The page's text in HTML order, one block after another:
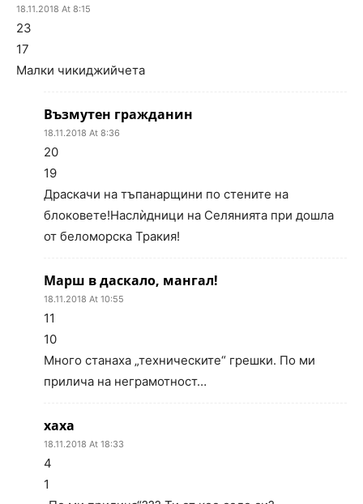
18.11.2018 At 8:15
23
17
Малки чикиджийчета
Възмутен гражданин
18.11.2018 At 8:36
20
19
Драскачи на тъпанарщини по стените на
блоковете!Наслѝдници на Селянията при дошла
от беломорска Тракия!
Марш в даскало, мангал!
18.11.2018 At 10:55
11
10
Много станаха „техническите“ грешки. По ми
прилича на неграмотност…
хаха
18.11.2018 At 18:33
4
1